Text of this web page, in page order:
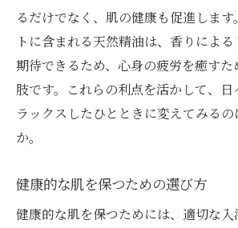
るだけでなく、肌の健康も促進しま
トに含まれる天然精油は、香りによ
期待できるため、心身の疲労を癒す
肢です。これらの利点を活かして、日
ラックスしたひとときに変えてみるの
か。
健康的な肌を保つための選び方
健康的な肌を保つためには、適切な